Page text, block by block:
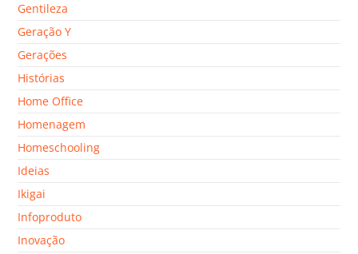
Gentileza
Geração Y
Gerações
Histórias
Home Office
Homenagem
Homeschooling
Ideias
Ikigai
Infoproduto
Inovação